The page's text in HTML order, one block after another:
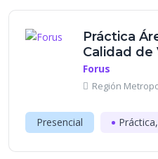
Práctica
Calidad de
Forus
Región
Presencial